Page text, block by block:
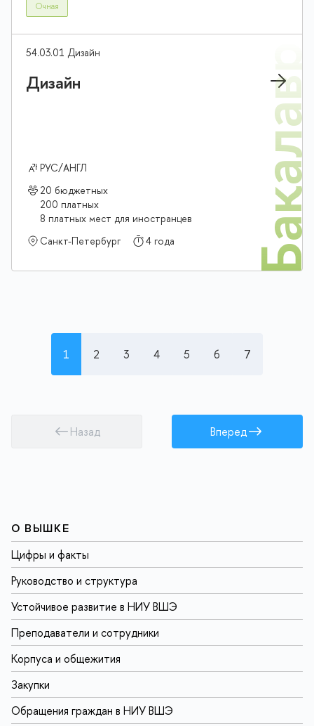
Очная
54.03.01 Дизайн
Дизайн
РУС/АНГЛ
20 бюджетных
200 платных
8 платных мест для иностранцев
Санкт-Петербург
4 года
Назад
1 2 3 4 5 6 7
Вперед
О ВЫШКЕ
Цифры и факты
Руководство и структура
Устойчивое развитие в НИУ ВШЭ
Преподаватели и сотрудники
Корпуса и общежития
Закупки
Обращения граждан в НИУ ВШЭ